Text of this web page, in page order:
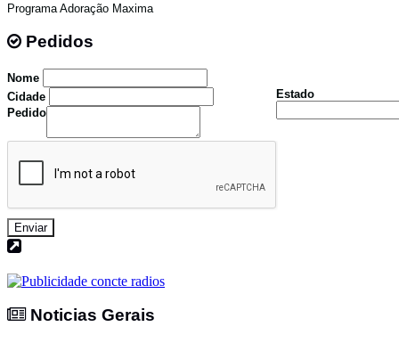
Programa Adoração Maxima
Pedidos
Nome
Cidade
Estado
Pedido
Enviar
Noticias Gerais